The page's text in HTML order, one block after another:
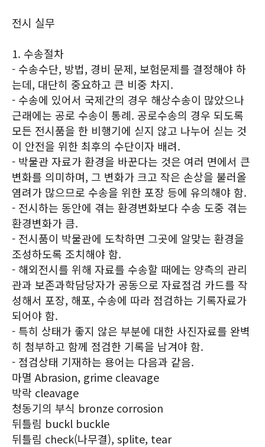
전시 실무
1. 수송절차
- 수송수단, 방법, 경비 문제, 보험문제를 결정해야 하
는데, 대단히 중요하고 큰 비중 차지.
- 수송에 있어서 국제간의 경우 해상수송이 많았으나
근래에는 공로 수송이 통례. 공로수송의 경우 되도록
모든 전시품을 한 비행기에 싣지 않고 나누어 싣는 것
이 안전을 위한 최후의 수단이자 배려.
- 박물관 자료가 환경을 바꾼다는 것은 여러 면에서 큰
변화를 의미하며, 그 변화가 크고 작은 손상을 불러올
염려가 많으므로 수송을 위한 포장 등에 유의해야 함.
- 전시하는 동안에 겪는 환경변화보다 수송 도중 겪는
환경변화가 큼.
- 전시품이 박물관에 도착하면 그곳에 알맞는 환경을
조성하도록 조치해야 함.
- 해외전시를 위해 자료를 수송할 때에는 양측의 관리
관과 보존과학담당자가 공동으로 자료점검 카드를 작
성해서 포장, 해포, 수송에 따라 점검하는 기록자료가
되어야 함.
- 특히 상태가 좋지 않은 부분에 대한 사진자료를 완벽
히 첨부하고 함께 점검한 기록을 남겨야 함.
- 점검상태 기재하는 용어는 다음과 같음.
마멸 Abrasion, grime cleavage
박락 cleavage
청동기의 부식 bronze corrosion
뒤틀림 buckl buckle
뒤틀림 check(나무결), splite, tear